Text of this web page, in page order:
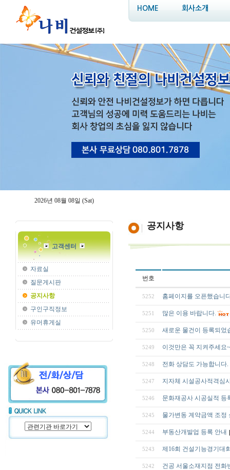
HOME 회사소개
2026년 08월 08일 (Sat)
고객센터
자료실
질문게시판
공지사항
구인구직정보
유머휴게실
공지사항
번호
5252 홈페이지를 오픈했습니
5251 많은 이용 바랍니다.
5250 새로운 물건이 등록되었
5249 이것만은 꼭 지켜주세요~
5248 전화 상담도 가능합니다.
5247 지자체 시설공사적격심
5246 문화재공사 시공실적 등
5245 물가변동 계약금액 조정
5244 부동산개발업 등록 안내
5243 제16회 건설기능경기대
5242 건공 서울소재지점 전화